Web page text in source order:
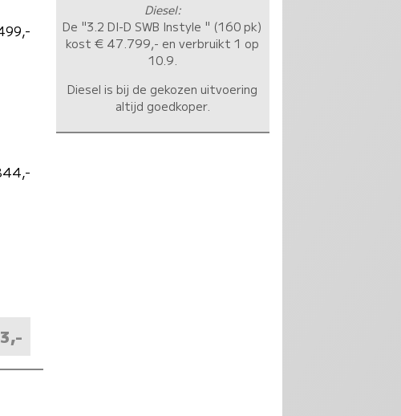
Diesel:
De "3.2 DI-D SWB Instyle " (160 pk)
kost € 47.799,- en verbruikt 1 op
10.9.
Diesel is bij de gekozen uitvoering
altijd goedkoper.